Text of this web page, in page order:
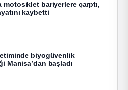
motosiklet bariyerlere çarptı,
kaybetti
biyogüvenlik
Manisa’dan başladı